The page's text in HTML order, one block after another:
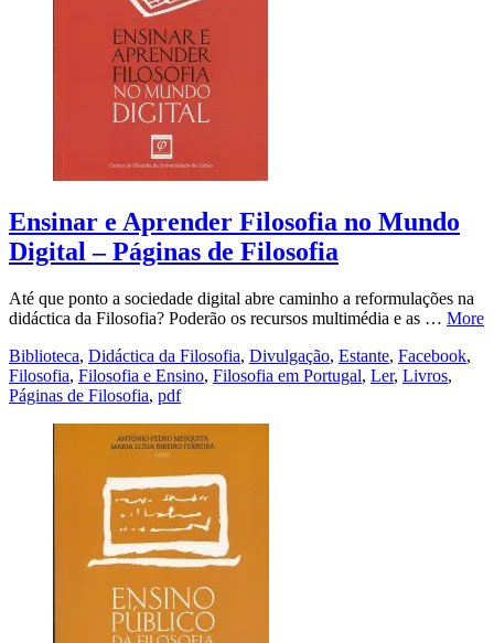
Ensinar e Aprender Filosofia no Mundo
Digital – Páginas de Filosofia
Até que ponto a sociedade digital abre caminho a reformulações na
didáctica da Filosofia? Poderão os recursos multimédia e as … More
Biblioteca, Didáctica da Filosofia, Divulgação, Estante, Facebook,
Filosofia, Filosofia e Ensino, Filosofia em Portugal, Ler, Livros,
Páginas de Filosofia, pdf